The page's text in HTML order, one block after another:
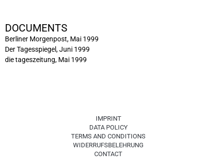
DOCUMENTS
Berliner Morgenpost, Mai 1999
Der Tagesspiegel, Juni 1999
die tageszeitung, Mai 1999
IMPRINT
DATA POLICY
TERMS AND CONDITIONS
WIDERRUFSBELEHRUNG
CONTACT